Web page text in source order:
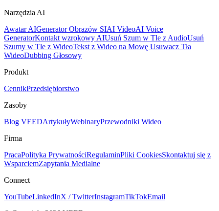
Narzędzia AI
Awatar AIGenerator Obrazów SIAI VideoAI Voice
GeneratorKontakt wzrokowy AIUsuń Szum w Tle z AudioUsuń
Szumy w Tle z WideoTekst z Wideo na Mowę Usuwacz Tła
WideoDubbing Głosowy
Produkt
CennikPrzedsiębiorstwo
Zasoby
Blog VEEDArtykułyWebinaryPrzewodniki Wideo
Firma
PracaPolityka PrywatnościRegulaminPliki CookiesSkontaktuj się z
WsparciemZapytania Medialne
Connect
YouTubeLinkedInX / TwitterInstagramTikTokEmail